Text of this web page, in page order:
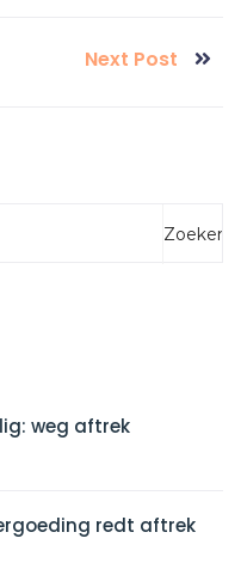
Next Post
weg aftrek
redt aftrek